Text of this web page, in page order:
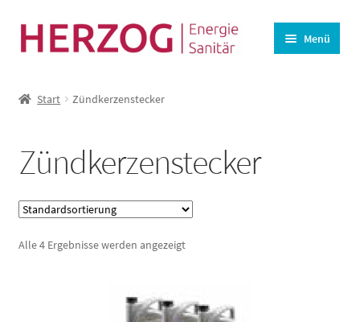
Zur
Navigation
Zum
Inhalt
Menü
BHKW-Ersatzteile
Angebote
Kasse
Start Zündkerzenstecker
Zündkerzenstecker
Alle 4 Ergebnisse werden angezeigt